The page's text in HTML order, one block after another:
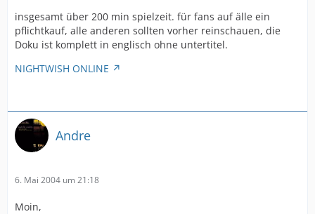
insgesamt über 200 min spielzeit. für fans auf älle ein
pflichtkauf, alle anderen sollten vorher reinschauen, die
Doku ist komplett in englisch ohne untertitel.
NIGHTWISH ONLINE
Andre
6. Mai 2004 um 21:18
Moin,